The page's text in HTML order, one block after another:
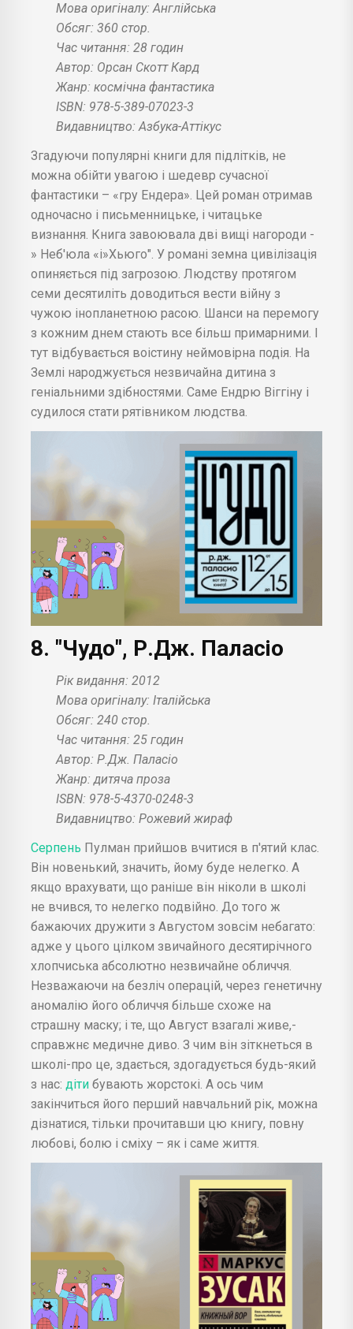
Мова оригіналу: Англійська
Обсяг: 360 стор.
Час читання: 28 годин
Автор: Орсан Скотт Кард
Жанр: космічна фантастика
ISBN: 978-5-389-07023-3
Видавництво: Азбука-Аттікус
Згадуючи популярні книги для підлітків, не
можна обійти увагою і шедевр сучасної
фантастики – «гру Ендера». Цей роман отримав
одночасно і письменницьке, і читацьке
визнання. Книга завоювала дві вищі нагороди -
» Неб'юла «і»Хьюго". У романі земна цивілізація
опиняється під загрозою. Людству протягом
семи десятиліть доводиться вести війну з
чужою інопланетною расою. Шанси на перемогу
з кожним днем стають все більш примарними. І
тут відбувається воістину неймовірна подія. На
Землі народжується незвичайна дитина з
геніальними здібностями. Саме Ендрю Віггіну і
судилося стати рятівником людства.
8. "Чудо", Р.Дж. Паласіо
Рік видання: 2012
Мова оригіналу: Італійська
Обсяг: 240 стор.
Час читання: 25 годин
Автор: Р.Дж. Паласіо
Жанр: дитяча проза
ISBN: 978-5-4370-0248-3
Видавництво: Рожевий жираф
Серпень Пулман прийшов вчитися в п'ятий клас.
Він новенький, значить, йому буде нелегко. А
якщо врахувати, що раніше він ніколи в школі
не вчився, то нелегко подвійно. До того ж
бажаючих дружити з Августом зовсім небагато:
адже у цього цілком звичайного десятирічного
хлопчиська абсолютно незвичайне обличчя.
Незважаючи на безліч операцій, через генетичну
аномалію його обличчя більше схоже на
страшну маску; і те, що Август взагалі живе,-
справжнє медичне диво. З чим він зіткнеться в
школі-про це, здається, здогадується будь-який
з нас: діти бувають жорстокі. А ось чим
закінчиться його перший навчальний рік, можна
дізнатися, тільки прочитавши цю книгу, повну
любові, болю і сміху – як і саме життя.